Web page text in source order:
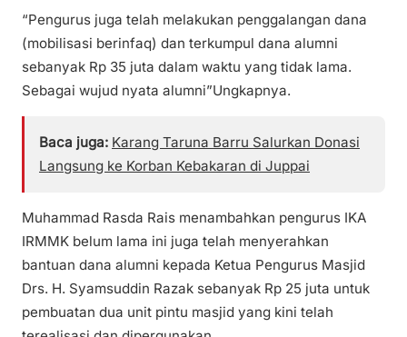
“Pengurus juga telah melakukan penggalangan dana
(mobilisasi berinfaq) dan terkumpul dana alumni
sebanyak Rp 35 juta dalam waktu yang tidak lama.
Sebagai wujud nyata alumni”Ungkapnya.
Baca juga: Karang Taruna Barru Salurkan Donasi
Langsung ke Korban Kebakaran di Juppai
Muhammad Rasda Rais menambahkan pengurus IKA
IRMMK belum lama ini juga telah menyerahkan
bantuan dana alumni kepada Ketua Pengurus Masjid
Drs. H. Syamsuddin Razak sebanyak Rp 25 juta untuk
pembuatan dua unit pintu masjid yang kini telah